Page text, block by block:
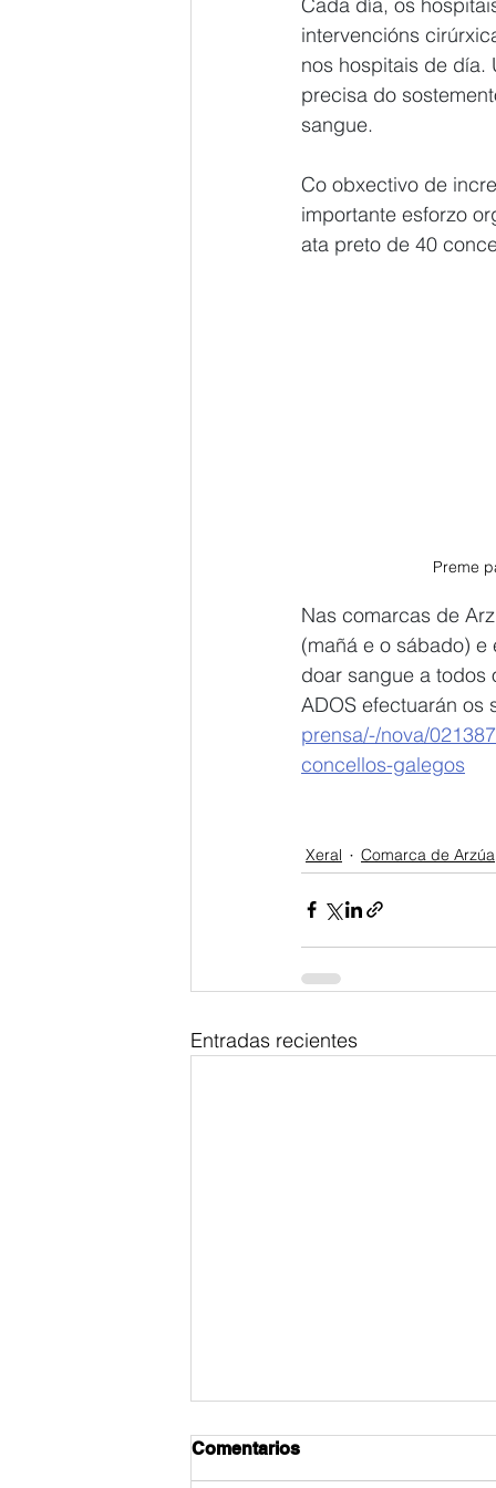
intervencións
nos hospitais de
precisa do
sangue.
Co obxectivo de
importante esforzo
ata preto de 40
Preme
Nas comarcas de
(mañá e o sábado)
doar sangue a
ADOS efectuarán
prensa/-/nova/
concellos-galegos
Xeral Comarca de Arzúa
Entradas recientes
Comentarios